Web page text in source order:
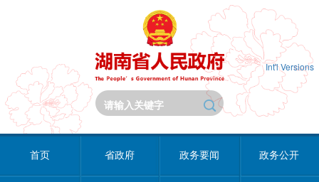
Int'l Versions
首页 省政府 政务要闻 政务公开